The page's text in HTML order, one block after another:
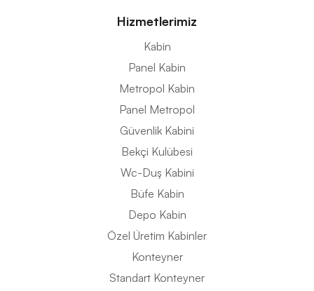
Hizmetlerimiz
Kabin
Panel Kabin
Metropol Kabin
Panel Metropol
Güvenlik Kabini
Bekçi Kulübesi
Wc-Duş Kabini
Büfe Kabin
Depo Kabin
Özel Üretim Kabinler
Konteyner
Standart Konteyner